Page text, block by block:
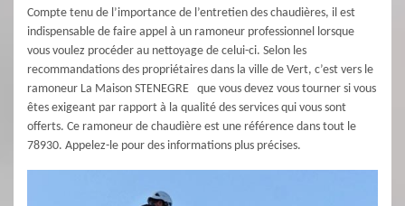
Compte tenu de l’importance de l’entretien des chaudières, il est
indispensable de faire appel à un ramoneur professionnel lorsque
vous voulez procéder au nettoyage de celui-ci. Selon les
recommandations des propriétaires dans la ville de Vert, c’est vers le
ramoneur La Maison STENEGRE que vous devez vous tourner si vous
êtes exigeant par rapport à la qualité des services qui vous sont
offerts. Ce ramoneur de chaudière est une référence dans tout le
78930. Appelez-le pour des informations plus précises.